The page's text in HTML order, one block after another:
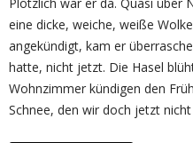
eine dicke, weiche, weiße
angekündigt, kam er
hatte, nicht jetzt. Die Hasel
Wohnzimmer kündigen den
Schnee, den wir doch jetzt